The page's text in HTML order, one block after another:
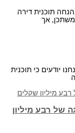
תוכנית דירה
אך
יודעים כי תוכנית
של רבע מיליון